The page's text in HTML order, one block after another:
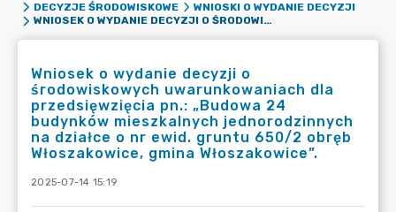
DECYZJE ŚRODOWISKOWE
WNIOSKI O WYDANIE DECYZJI
WNIOSEK O WYDANIE DECYZJI O ŚRODOWISKOWYCH UWARUNKOWANIACH DLA PRZEDSIĘWZIĘCIA PN.: „BUDOWA 24 BUDYNKÓW MIESZKALNYCH JEDNORODZINNYCH NA DZIAŁCE O NR EWID. GRUNTU 650/2 OBRĘB WŁOSZAKOWICE, GMINA WŁOSZAKOWICE”.
Wniosek o wydanie decyzji o
środowiskowych uwarunkowaniach dla
przedsięwzięcia pn.: „Budowa 24
budynków mieszkalnych jednorodzinnych
na działce o nr ewid. gruntu 650/2 obręb
Włoszakowice, gmina Włoszakowice”.
2025-07-14 15:19